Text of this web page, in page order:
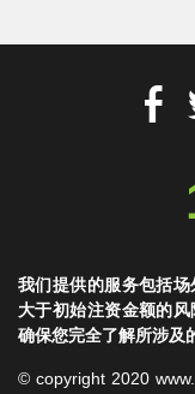
我们提供的服务包括
大于初始注资金额的
确保您完全了解所涉及
© copyright 2020